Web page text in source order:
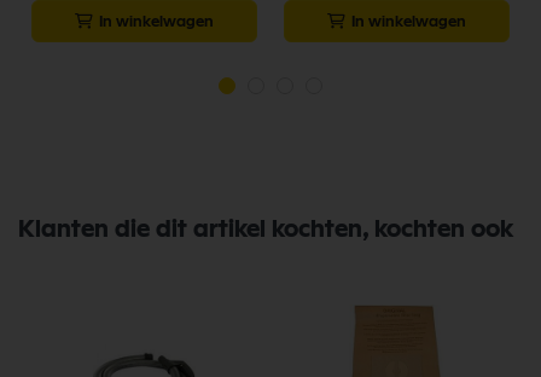
In winkelwagen In winkelwagen
Klanten die dit artikel kochten, kochten ook